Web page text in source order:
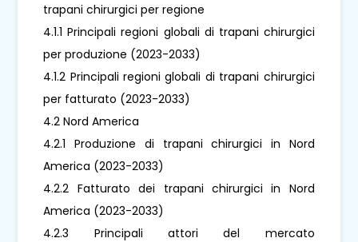
trapani chirurgici per regione
4.1.1 Principali regioni globali di trapani chirurgici
per produzione (2023-2033)
4.1.2 Principali regioni globali di trapani chirurgici
per fatturato (2023-2033)
4.2 Nord America
4.2.1 Produzione di trapani chirurgici in Nord
America (2023-2033)
4.2.2 Fatturato dei trapani chirurgici in Nord
America (2023-2033)
4.2.3 Principali attori del mercato